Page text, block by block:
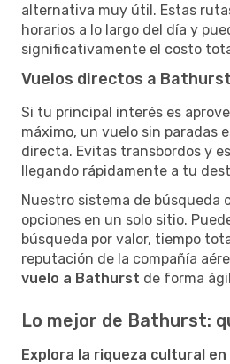
alternativa muy útil. Estas
horarios a lo largo del día y
significativamente el costo
Vuelos directos a Bathurst
Si tu principal interés es
máximo, un vuelo sin paradas
directa. Evitas transbordos y
llegando rápidamente a tu
Nuestro sistema de búsqueda
opciones en un solo sitio.
búsqueda por valor, tiempo
reputación de la compañía
vuelo a Bathurst de forma
Lo mejor de Bathurst:
Explora la riqueza cultural